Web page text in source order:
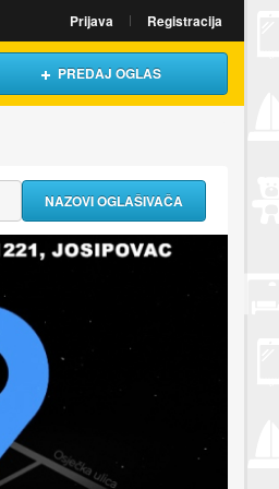
Prijava Registracija
PREDAJ OGLAS
NAZOVI OGLAŠIVAČA